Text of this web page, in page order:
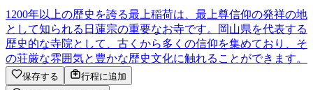
1200年以上の歴史を誇る最上稲荷は、最上尊信仰の発祥の地
として知られる日蓮宗の重要なお寺です。岡山県を代表する
歴史的な寺院として、古くから多くの信仰を集めており、そ
の荘厳な雰囲気と豊かな歴史文化に触れることができます。
保存する
行程に追加